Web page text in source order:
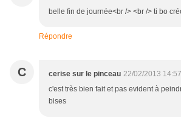
belle fin de journée<br /> <br /> ti bo
Répondre
C cerise sur le pinceau 22/02/2013 14:57
c'est très bien fait et pas evident à
bises